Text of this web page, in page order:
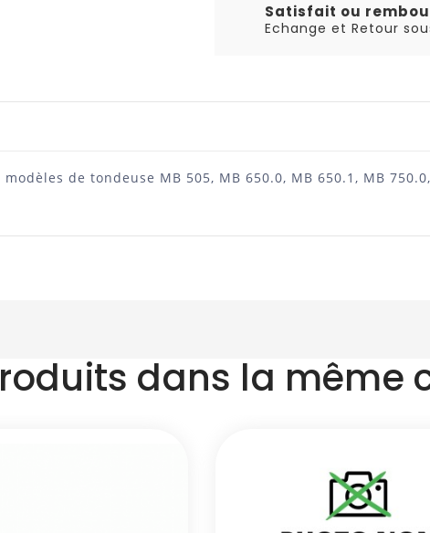
Satisfait ou
Echange et Retour
de tondeuse MB 505, MB 650.0, MB 650.1, MB
dans la même